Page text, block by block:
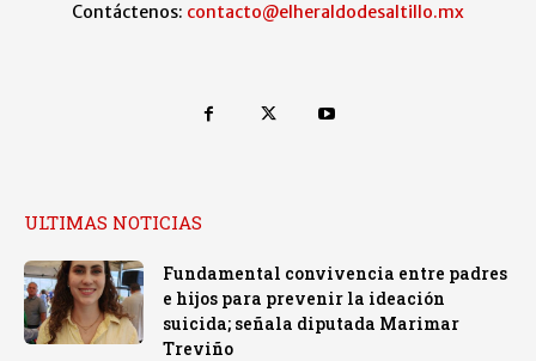
Contáctenos: contacto@elheraldodesaltillo.mx
ULTIMAS NOTICIAS
Fundamental convivencia entre padres
e hijos para prevenir la ideación
suicida; señala diputada Marimar
Treviño